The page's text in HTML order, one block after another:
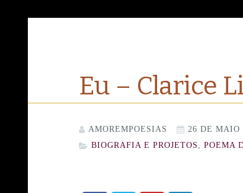
Eu – Clarice
AMOREMPOESIAS 26 DE MAIO
BIOGRAFIA E PROJETOS
,POEMA